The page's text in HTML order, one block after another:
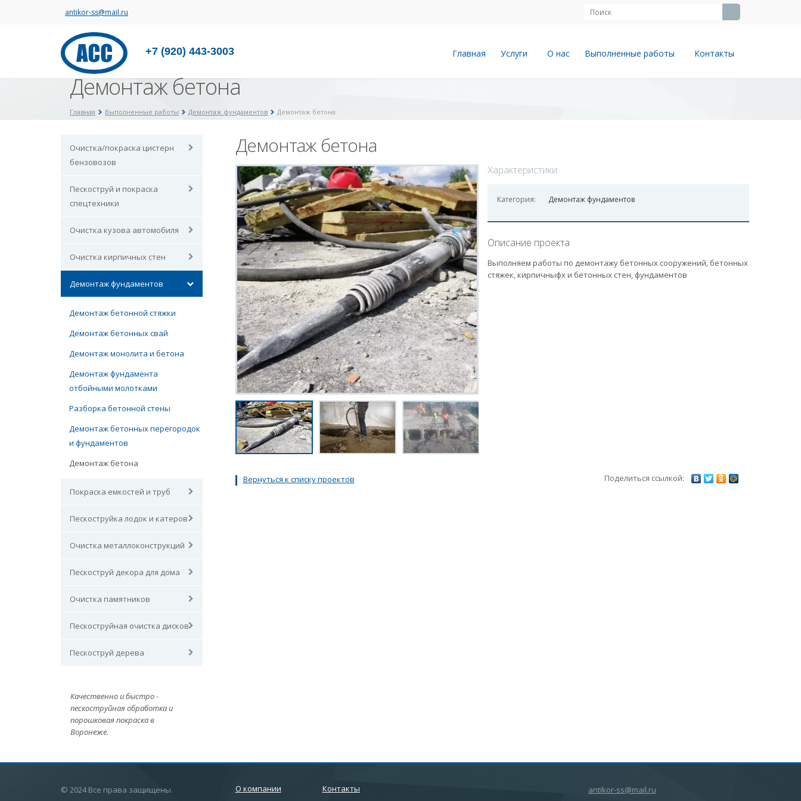
antikor-ss@mail.ru
+7 (920) 443-3003 Главная Услуги О нас Выполненные работы Контакты
Демонтаж бетона
Главная Выполненные работы Демонтаж фундаментов Демонтаж бетона
Очистка/покраска цистерн
бензовозов
Пескоструй и покраска
спецтехники
Очистка кузова автомобиля
Очистка кирпичных стен
Демонтаж фундаментов
Демонтаж бетонной стяжки
Демонтаж бетонных свай
Демонтаж монолита и бетона
Демонтаж фундамента
отбойными молотками
Разборка бетонной стены
Демонтаж бетонных перегородок
и фундаментов
Демонтаж бетона
Покраска емкостей и труб
Пескоструйка лодок и катеров
Очистка металлоконструкций
Пескоструй декора для дома
Очистка памятников
Пескоструйная очистка дисков
Пескоструй дерева
Качественно и быстро -
пескоструйная обработка и
порошковая покраска в
Воронеже.
Демонтаж бетона
Характеристики
Категория: Демонтаж фундаментов
Описание проекта
Выполняем работы по демонтажу бетонных сооружений, бетонных
стяжек, кирпичныфх и бетонных стен, фундаментов
Вернуться к списку проектов Поделиться ссылкой:
© 2024 Все права защищены. О компании Контакты antikor-ss@mail.ru